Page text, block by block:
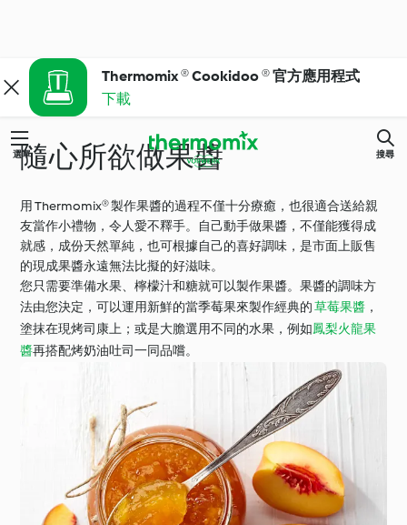
Thermomix ® Cookidoo ® 官方應用程式
下載
選單 搜尋
隨心所欲做果醬
用 Thermomix® 製作果醬的過程不僅十分療癒，也很適合送給親
友當作小禮物，令人愛不釋手。自己動手做果醬，不僅能獲得成
就感，成份天然單純，也可根據自己的喜好調味，是市面上販售
的現成果醬永遠無法比擬的好滋味。
您只需要準備水果、檸檬汁和糖就可以製作果醬。果醬的調味方
法由您決定，可以運用新鮮的當季莓果來製作經典的草莓果醬 ，
塗抹在現烤司康上；或是大膽選用不同的水果，例如鳳梨火龍果
醬再搭配烤奶油吐司一同品嚐。